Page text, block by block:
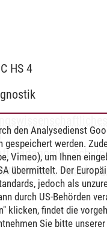
HS 4
Pädagogik-
-
den Analysedienst
gespeichert werden.
Vimeo), um Ihnen
übermittelt. Der
jedoch als
durch US-Behörden
klicken, findet die
Sie bitte unserer